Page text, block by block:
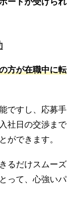
方が在職中に転
ですし、応募手
社日の交渉まで
ができます。
るだけスムーズ
って、心強いパ